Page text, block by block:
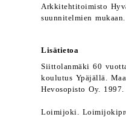
Arkkitehtitoimisto
suunnitelmien mukaan.
Lisätietoa
Siittolanmäki 60
koulutus Ypäjällä.
Hevosopisto Oy. 1997.
Loimijoki.